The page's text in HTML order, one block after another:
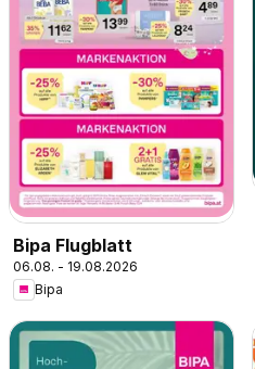
Bipa Flugblatt
06.08. - 19.08.2026
Bipa